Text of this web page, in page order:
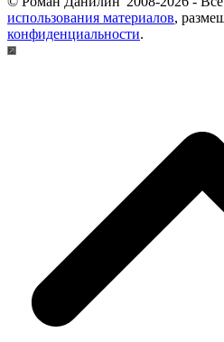
использования материалов,
конфиденциальности.